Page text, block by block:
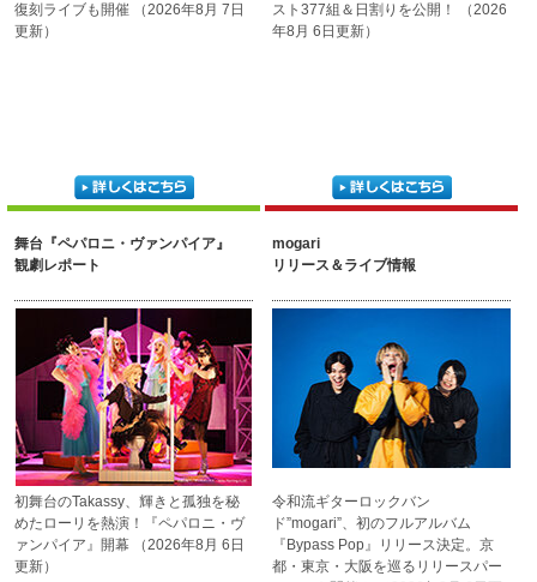
復刻ライブも開催
（2026年8月 7日
更新）
スト377組＆ 日割りを公開！
（2026
年8月 6日更新）
舞台『ペパロニ・ヴァンパイア』
観劇レポート
初舞台のTakassy、輝きと孤独を秘
めたローリを熱演！
『ペパロニ・ヴ
ァンパイア』開幕
（2026年8月 6日
更新）
mogari
リリース＆ライブ情報
令和流ギターロックバン
ド”mogari”、初のフルアルバム
『Bypass Pop』リリース決定。京
都・東京・大阪を巡る リリースパー